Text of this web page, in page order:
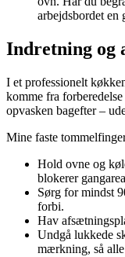
arbejdsbordet en
Indretning og
I et professionelt
komme fra
opvasken bagefter –
Mine faste
Hold ovne og
blokerer
Sørg for mindst
forbi.
Hav
Undgå lukkede
mærkning, så